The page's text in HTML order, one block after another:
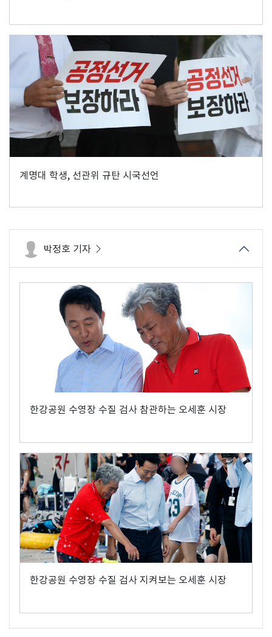
계명대 학생, 선관위 규탄 시국선언
박정호 기자
한강공원 수영장 수질 검사 참관하는 오세훈 시장
한강공원 수영장 수질 검사 지켜보는 오세훈 시장